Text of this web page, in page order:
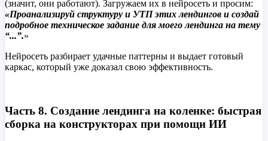
(значит, они работают). Загружаем их в нейросеть и просим:
«Проанализируй структуру и УТП этих лендингов и создай
подробное техническое задание для моего лендинга на тему
“...”.»
Нейросеть разбирает удачные паттерны и выдает готовый
каркас, который уже доказал свою эффективность.
Часть 8. Создание лендинга на коленке: быстрая
сборка на конструкторах при помощи ИИ